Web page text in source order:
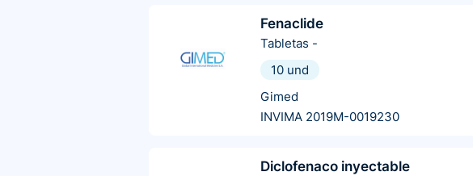
Fenaclide
Tabletas -
10 und
Gimed
INVIMA 2019M-0019230
Diclofenaco inyectable